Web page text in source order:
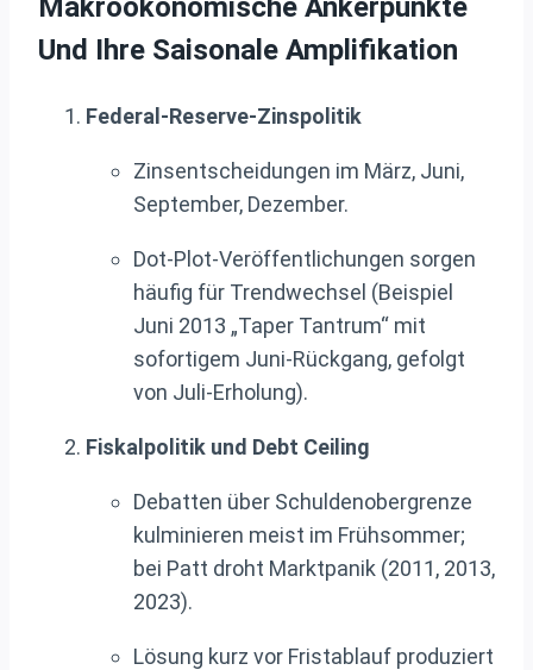
Makroökonomische Ankerpunkte
Und Ihre Saisonale Amplifikation
Federal-Reserve-Zinspolitik
Zinsentscheidungen im März, Juni,
September, Dezember.
Dot-Plot-Veröffentlichungen sorgen
häufig für Trendwechsel (Beispiel
Juni 2013 „Taper Tantrum“ mit
sofortigem Juni-Rückgang, gefolgt
von Juli-Erholung).
Fiskalpolitik und Debt Ceiling
Debatten über Schuldenobergrenze
kulminieren meist im Frühsommer;
bei Patt droht Marktpanik (2011, 2013,
2023).
Lösung kurz vor Fristablauf produziert